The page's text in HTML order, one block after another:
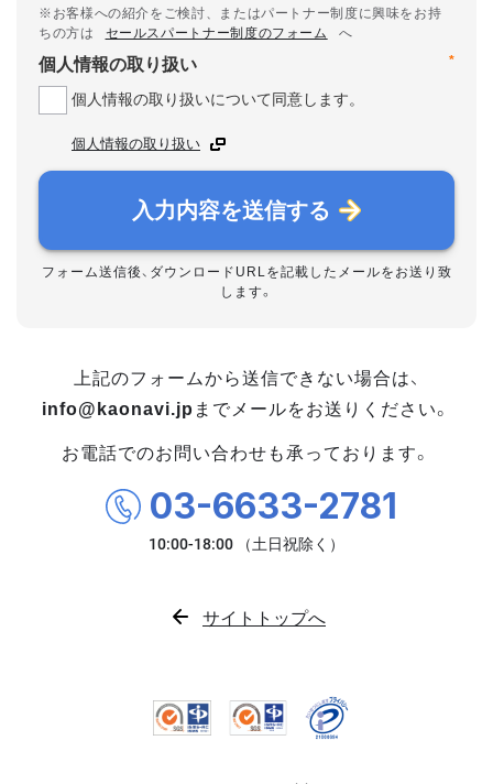
※お客様への紹介をご検討、またはパートナー制度に興味をお持
ちの方は
セールスパートナー制度のフォーム
へ
*
個人情報の取り扱い
個人情報の取り扱いについて同意します。
個人情報の取り扱い
入力内容を送信する
フォーム送信後、ダウンロードURLを記載したメールをお送り致
します。
上記のフォームから送信できない場合は、
info@kaonavi.jp までメールをお送りください。
お電話でのお問い合わせも承っております。
03-6633-2781
サイトトップへ